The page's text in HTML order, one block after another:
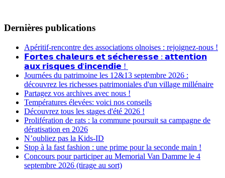
Dernières publications
Apéritif-rencontre des associations olnoises : rejoignez-nous !
𝗙𝗼𝗿𝘁𝗲𝘀 𝗰𝗵𝗮𝗹𝗲𝘂𝗿𝘀 𝗲𝘁 𝘀𝗲́𝗰𝗵𝗲𝗿𝗲𝘀𝘀𝗲 : 𝗮𝘁𝘁𝗲𝗻𝘁𝗶𝗼𝗻
𝗮𝘂𝘅 𝗿𝗶𝘀𝗾𝘂𝗲𝘀 𝗱'𝗶𝗻𝗰𝗲𝗻𝗱𝗶𝗲 !
Journées du patrimoine les 12&13 septembre 2026 :
découvrez les richesses patrimoniales d'un village millénaire
Partagez vos archives avec nous !
Températures élevées: voici nos conseils
Découvrez tous les stages d'été 2026 !
Prolifération de rats : la commune poursuit sa campagne de
dératisation en 2026
N’oubliez pas la Kids-ID
Stop à la fast fashion : une prime pour la seconde main !
Concours pour participer au Memorial Van Damme le 4
septembre 2026 (tirage au sort)